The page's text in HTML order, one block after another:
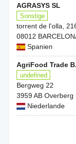
AGRASYS SL
Sonstige
torrent de l'olla,
08012
Spanien
AgriFood Trade
undefined
Bergweg 22
3959 AB Overberg
Niederlande